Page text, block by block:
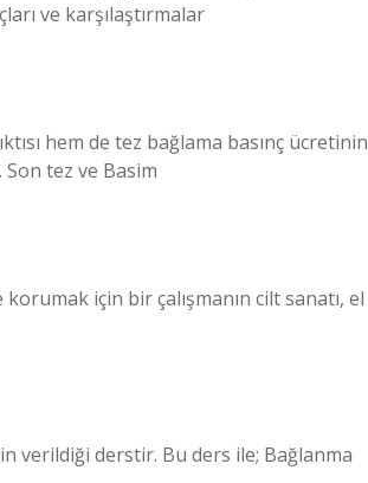
ve karşılaştırmalar
hem de tez bağlama basınç ücretinin
tez ve Basim
için bir çalışmanın cilt sanatı, el
verildiği derstir. Bu ders ile; Bağlanma